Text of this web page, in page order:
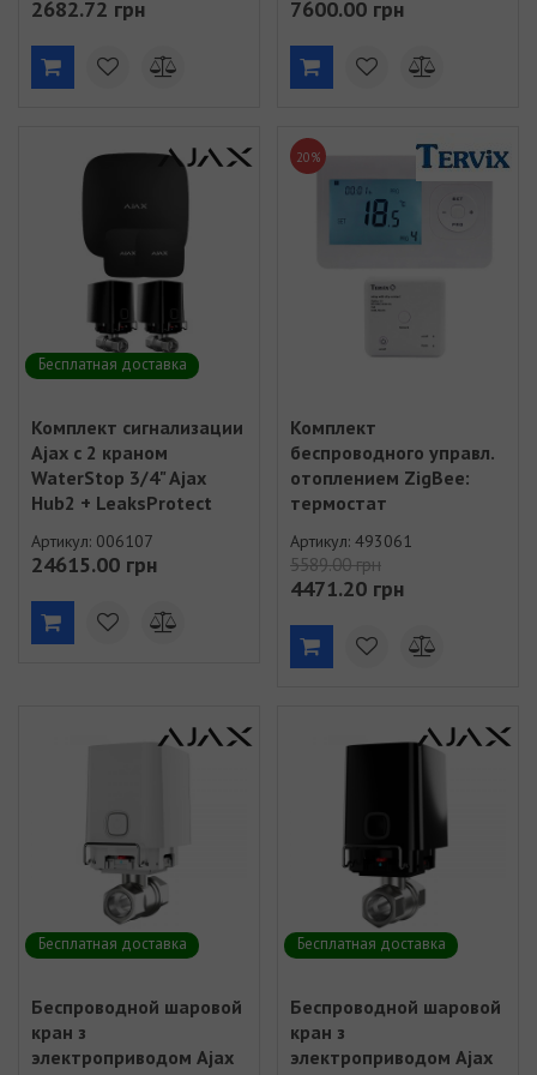
2682.72 грн 7600.00 грн
Бесплатная доставка
Комплект сигнализации
Ajax с 2 краном
WaterStop 3/4" Ajax
Hub2 + LeaksProtect
Артикул: 006107
24615.00 грн
20%
Комплект
беспроводного управл.
отоплением ZigBee:
термостат
(сухой контакт)
(493061)
Артикул: 493061
5589.00 грн
4471.20 грн
Бесплатная доставка
Беспроводной шаровой
кран з
электроприводом Ajax
Бесплатная доставка
Беспроводной шаровой
кран з
электроприводом Ajax